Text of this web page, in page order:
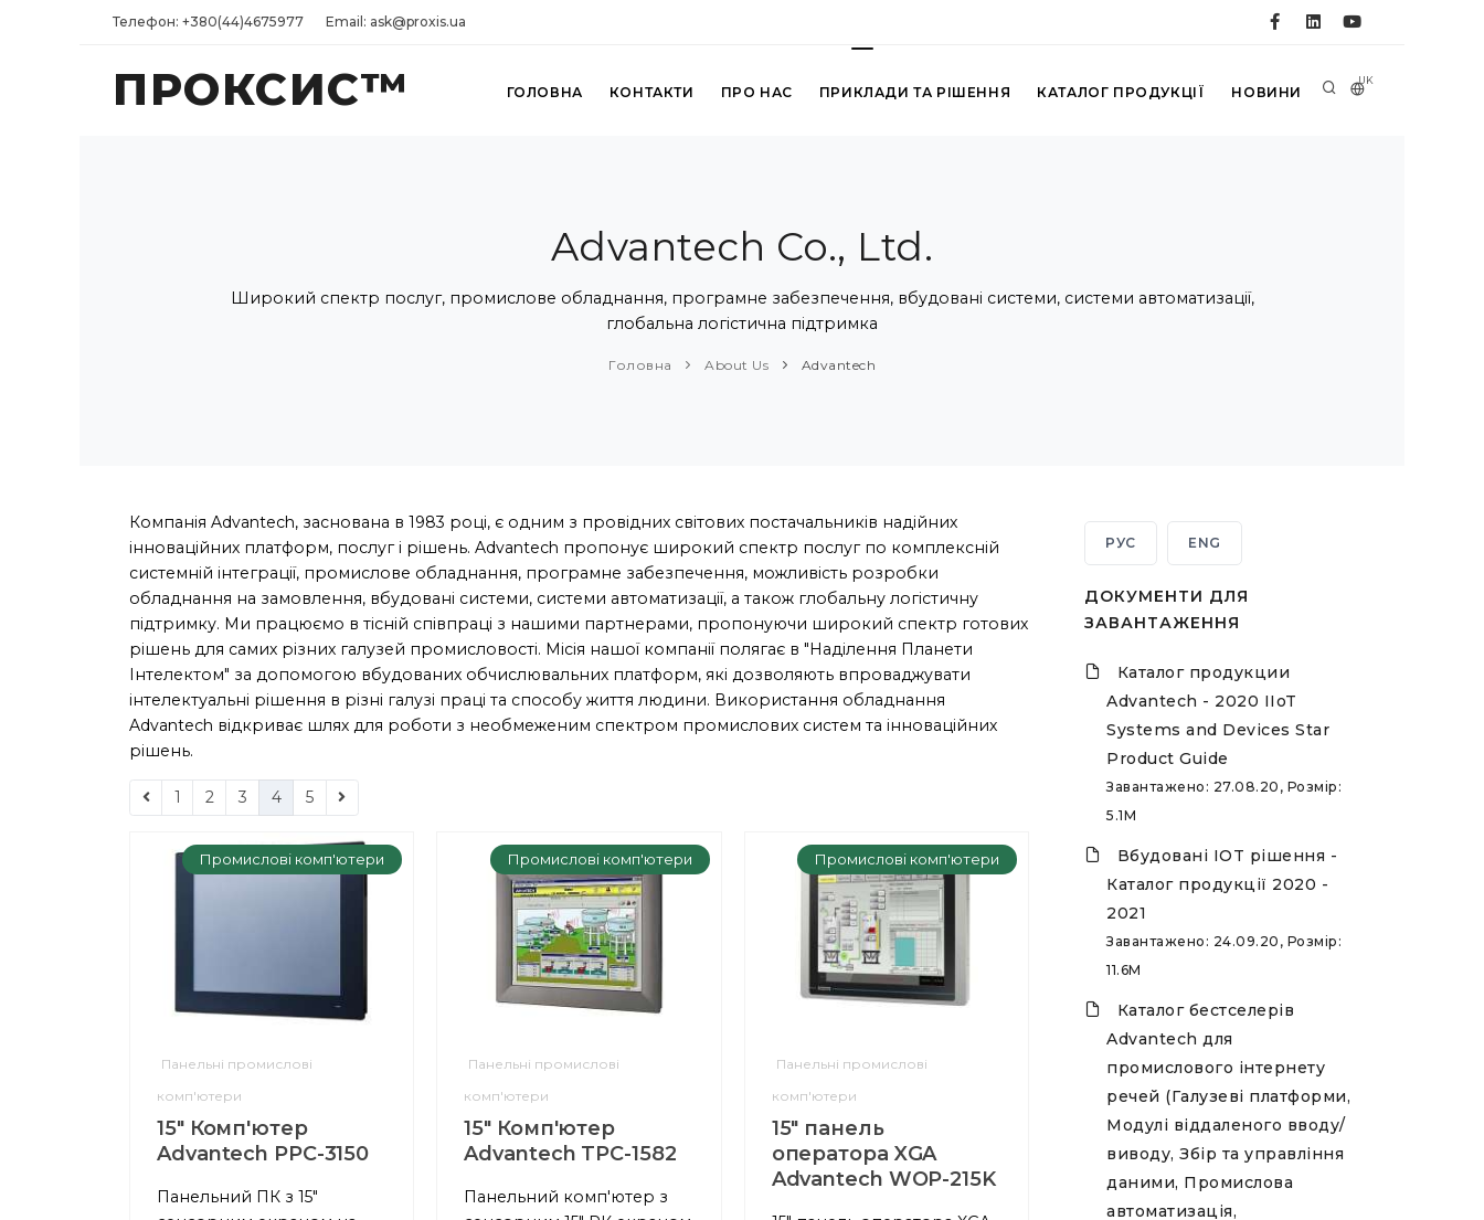
Телефон: +380(44)4675977 Email: ask@proxis.ua
ПРОКСИС™ UK
ГОЛОВНА КОНТАКТИ ПРО НАС ПРИКЛАДИ ТА РІШЕННЯ КАТАЛОГ ПРОДУКЦІЇ НОВИНИ
Advantech Co., Ltd.
Широкий спектр послуг, промислове обладнання, програмне забезпечення, вбудовані системи, системи автоматизації,
глобальна логістична підтримка
Головна About Us Advantech
Компанія Advantech, заснована в 1983 році, є одним з провідних світових постачальників надійних
інноваційних платформ, послуг і рішень. Advantech пропонує широкий спектр послуг по комплексній
системній інтеграції, промислове обладнання, програмне забезпечення, можливість розробки
обладнання на замовлення, вбудовані системи, системи автоматизації, а також глобальну логістичну
підтримку. Ми працюємо в тісній співпраці з нашими партнерами, пропонуючи широкий спектр готових
рішень для самих різних галузей промисловості. Місія нашої компанії полягає в "Наділення Планети
Інтелектом" за допомогою вбудованих обчислювальних платформ, які дозволяють впроваджувати
інтелектуальні рішення в різні галузі праці та способу життя людини. Використання обладнання
Advantech відкриває шлях для роботи з необмеженим спектром промислових систем та інноваційних
рішень.
1 2 3 4 5
Промислові комп'ютери
Панельні промислові
комп'ютери
15" Комп'ютер
Advantech PPC-3150
Панельний ПК з 15"
Промислові комп'ютери
Панельні промислові
комп'ютери
15" Комп'ютер
Advantech TPC-1582
Панельний комп'ютер з
Промислові комп'ютери
Панельні промислові
комп'ютери
15" панель
оператора XGA
Advantech WOP-215K
РУС ENG
ДОКУМЕНТИ ДЛЯ
ЗАВАНТАЖЕННЯ
Каталог продукции
Advantech - 2020 IIoT
Systems and Devices Star
Product Guide
Завантажено: 27.08.20, Розмір:
5.1M
Вбудовані IOT рішення -
Каталог продукції 2020 -
2021
Завантажено: 24.09.20, Розмір:
11.6M
Каталог бестселерів
Advantech для
промислового інтернету
речей (Галузеві платформи,
Модулі віддаленого вводу/
виводу, Збір та управління
даними, Промислова
автоматизація,